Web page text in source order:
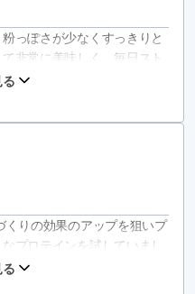
っぽさが少なくすっきりと
非常に美味しく、毎日スト
りの効果のアップを狙いプ
プロテインを試していまし
ロテインを飲むとお腹が緩